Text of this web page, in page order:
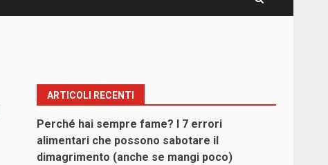
ARTICOLI RECENTI
Perché hai sempre fame? I 7 errori
alimentari che possono sabotare il
dimagrimento (anche se mangi poco)